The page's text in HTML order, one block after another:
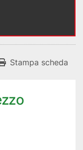
Stampa scheda